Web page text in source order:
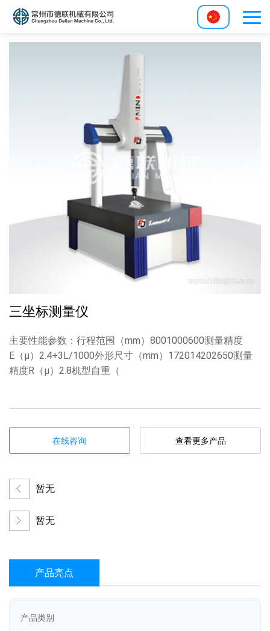
三坐标测量仪
主要性能参数：行程范围（mm）8001000600测量精度
E（μ）2.4+3L/1000外形尺寸（mm）172014202650测量
精度R（μ）2.8机型自重（
在线咨询 查看更多产品
暂无
暂无
产品亮点
产品类别